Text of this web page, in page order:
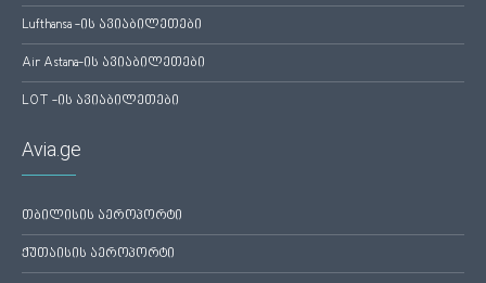
Lufthansa -ის ავიაბილეთები
Air Astana-ის ავიაბილეთები
LOT -ის ავიაბილეთები
Avia.ge
თბილისის აეროპორტი
ქუთაისის აეროპორტი